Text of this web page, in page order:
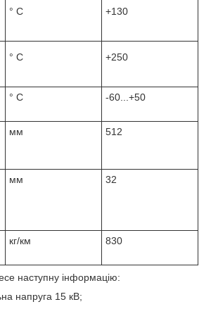
° С +130
° С +250
° С -60...+50
мм 512
мм 32
кг/км 830
наступну інформацію:
напруга 15 кВ;